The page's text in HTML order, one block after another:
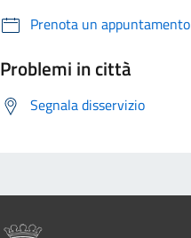
Prenota un appuntamento
Problemi in città
Segnala disservizio